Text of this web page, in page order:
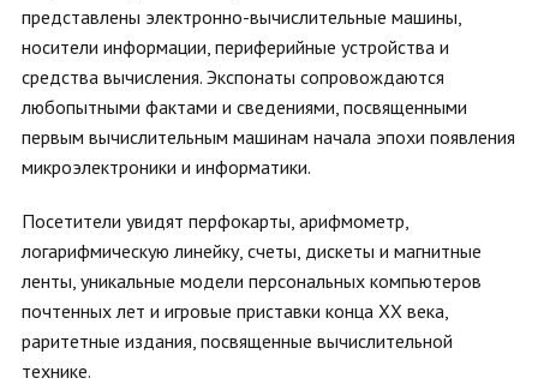
представлены электронно-вычислительные машины,
носители информации, периферийные устройства и
средства вычисления. Экспонаты сопровождаются
любопытными фактами и сведениями, посвященными
первым вычислительным машинам начала эпохи появления
микроэлектроники и информатики.
Посетители увидят перфокарты, арифмометр,
логарифмическую линейку, счеты, дискеты и магнитные
ленты, уникальные модели персональных компьютеров
почтенных лет и игровые приставки конца XX века,
раритетные издания, посвященные вычислительной
технике.